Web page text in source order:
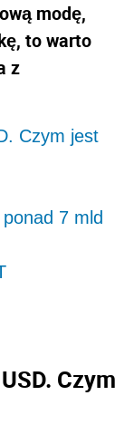
modę,
to warto
z
Czym jest
7 mld
Czym